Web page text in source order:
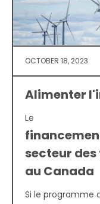
OCTOBER 18, 2023
Alimenter
Le
secteur
au Canada
Si le programme